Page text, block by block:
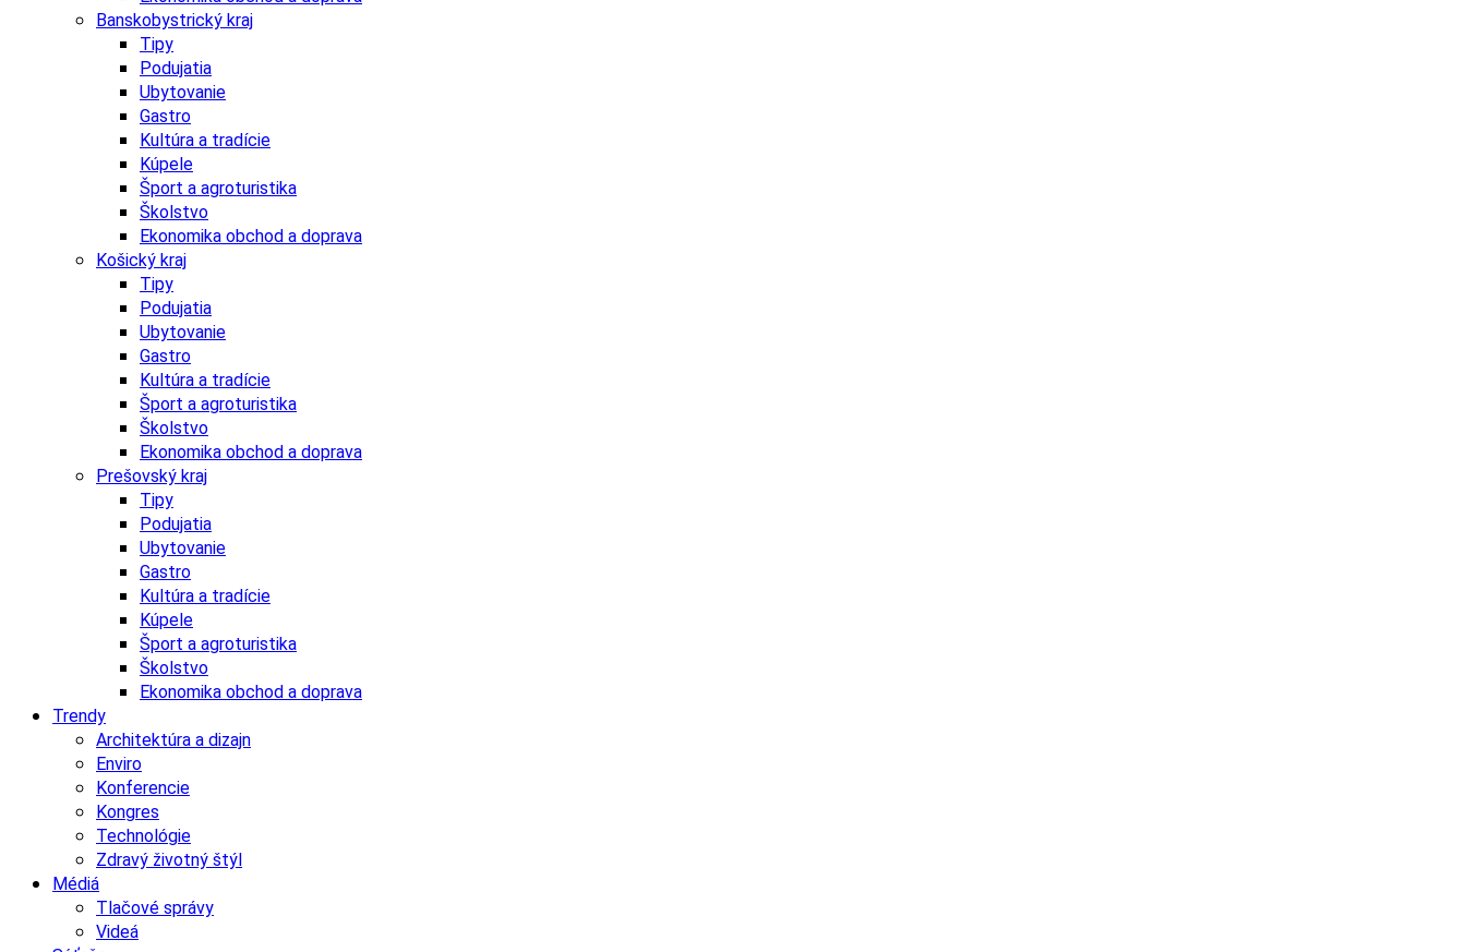
Banskobystrický kraj
Tipy
Podujatia
Ubytovanie
Gastro
Kultúra a tradície
Kúpele
Šport a agroturistika
Školstvo
Ekonomika obchod a doprava
Košický kraj
Tipy
Podujatia
Ubytovanie
Gastro
Kultúra a tradície
Šport a agroturistika
Školstvo
Ekonomika obchod a doprava
Prešovský kraj
Tipy
Podujatia
Ubytovanie
Gastro
Kultúra a tradície
Kúpele
Šport a agroturistika
Školstvo
Ekonomika obchod a doprava
Trendy
Architektúra a dizajn
Enviro
Konferencie
Kongres
Technológie
Zdravý životný štýl
Médiá
Tlačové správy
Videá